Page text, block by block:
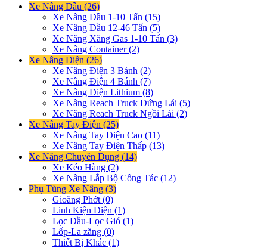
Xe Nâng Dầu (26)
Xe Nâng Dầu 1-10 Tấn (15)
Xe Nâng Dầu 12-46 Tấn (5)
Xe Nâng Xăng Gas 1-10 Tấn (3)
Xe Nâng Container (2)
Xe Nâng Điện (26)
Xe Nâng Điện 3 Bánh (2)
Xe Nâng Điện 4 Bánh (7)
Xe Nâng Điện Lithium (8)
Xe Nâng Reach Truck Đứng Lái (5)
Xe Nâng Reach Truck Ngồi Lái (2)
Xe Nâng Tay Điện (25)
Xe Nâng Tay Điện Cao (11)
Xe Nâng Tay Điện Thấp (13)
Xe Nâng Chuyên Dụng (14)
Xe Kéo Hàng (2)
Xe Nâng Lắp Bộ Công Tác (12)
Phụ Tùng Xe Nâng (3)
Gioăng Phớt (0)
Linh Kiện Điện (1)
Lọc Dầu-Lọc Gió (1)
Lốp-La zăng (0)
Thiết Bị Khác (1)